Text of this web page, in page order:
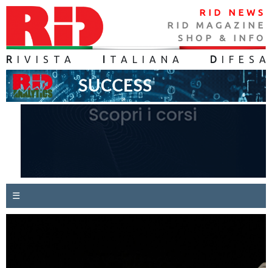
RID NEWS
RID MAGAZINE
SHOP & INFO
R IVISTA TALIANA D IFES A
☰